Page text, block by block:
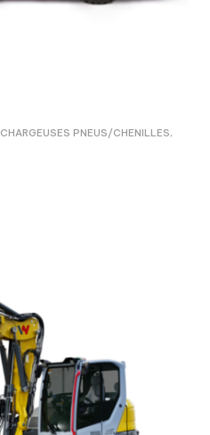
CHARGEUSES PNEUS/CHENILLES,